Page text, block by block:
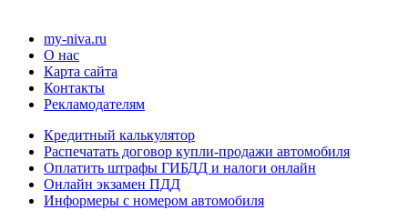
my-niva.ru
О нас
Карта сайта
Контакты
Рекламодателям
Кредитный калькулятор
Распечатать договор купли-продажи автомобиля
Оплатить штрафы ГИБДД и налоги онлайн
Онлайн экзамен ПДД
Информеры с номером автомобиля